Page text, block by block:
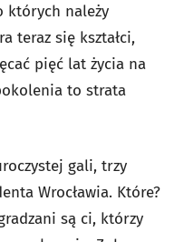
których należy
teraz się kształci,
pięć lat życia na
to strata
gali, trzy
Wrocławia. Które?
są ci, którzy